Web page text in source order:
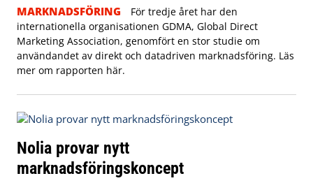
MARKNADSFÖRING
För tredje året har den
internationella organisationen GDMA, Global Direct
Marketing Association, genomfört en stor studie om
användandet av direkt och datadriven marknadsföring. Läs
mer om rapporten här.
Nolia provar nytt
marknadsföringskoncept